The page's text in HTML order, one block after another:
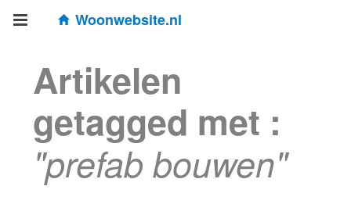
Woonwebsite.nl
Artikelen
getagged met :
"prefab bouwen"